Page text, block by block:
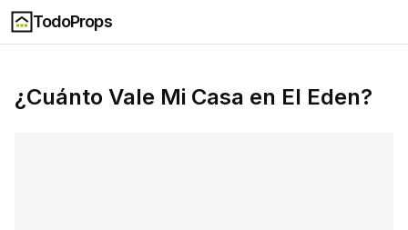
TodoProps
¿Cuánto Vale Mi Casa en El Eden?